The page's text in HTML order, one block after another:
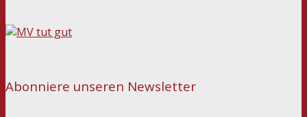
Abonniere unseren Newsletter